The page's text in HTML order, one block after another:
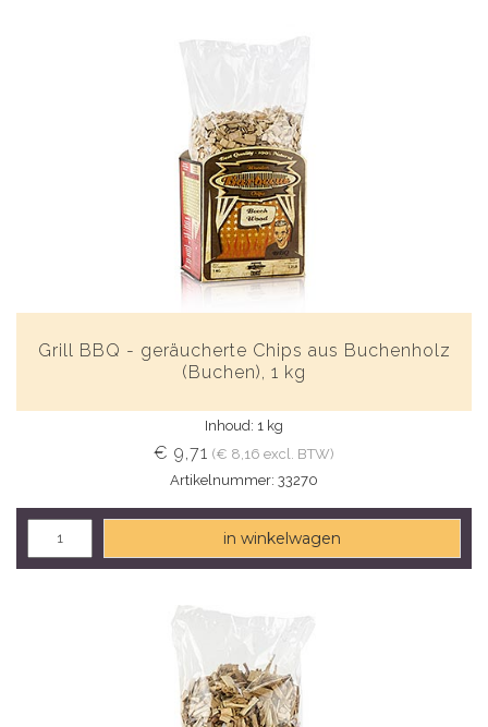
Grill BBQ - geräucherte Chips aus Buchenholz
(Buchen), 1 kg
Inhoud: 1 kg
€ 9,71 (€ 8,16 excl. BTW)
Artikelnummer: 33270
in winkelwagen